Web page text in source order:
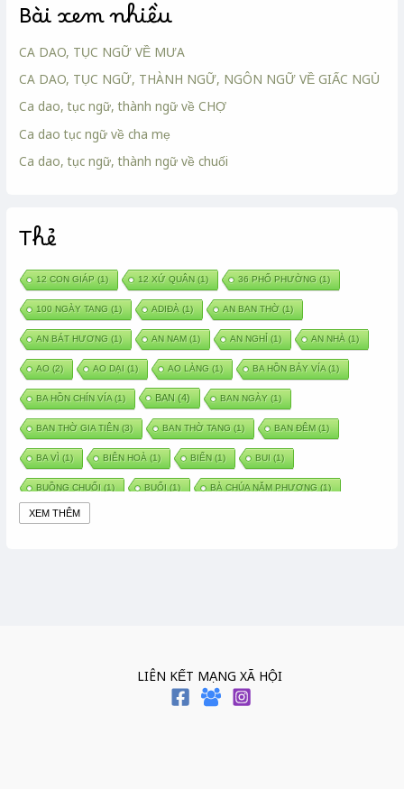
Bài xem nhiều
CA DAO, TỤC NGỮ VỀ MƯA
CA DAO, TỤC NGỮ, THÀNH NGỮ, NGÔN NGỮ VỀ GIẤC NGỦ
Ca dao, tục ngữ, thành ngữ về CHỢ
Ca dao tục ngữ về cha mẹ
Ca dao, tục ngữ, thành ngữ về chuối
Thẻ
12 CON GIÁP (1) 12 XỨ QUÂN (1) 36 PHỐ PHƯỜNG (1)
100 NGÀY TANG (1) ADIĐÀ (1) AN BAN THỜ(1)
AN BÁT HƯƠNG (1) AN NAM(1) AN NGHỈ (1) AN NHÀ (1)
AO (2) AO DẠI (1) AO LÀNG (1) BA HỒN BẢY VÍA(1)
BA HỒN CHÍN VÍA(1) BAN (4) BAN NGÀY (1)
BAN THỜ GIA TIÊN (3) BAN THỜ TANG (1) BAN ĐÊM(1)
BA VÌ (1) BIÊN HOÀ (1) BIỂN (1) BUI (1)
BUỒNG CHUỐI (1) BUỔI (1) BÀ CHÚA NĂM PHƯƠNG (1)
BÀ CHÚA THÀNH ĐÔNG
BÁNH TRÁNG (1) BÁNH TRÔI BÁNH CHAY
XEM THÊM
LIÊN KẾT MẠNG XÃ HỘI